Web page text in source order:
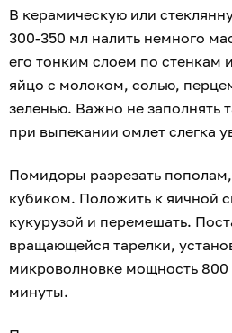
В керамическую или
300-350 мл налить немного
его тонким слоем по стенкам
яйцо с молоком, солью,
зеленью. Важно не заполнять
при выпекании омлет слегка
Помидоры разрезать
кубиком. Положить к яичной
кукурузой и перемешать.
вращающейся тарелки,
микроволновке мощность
минуты.